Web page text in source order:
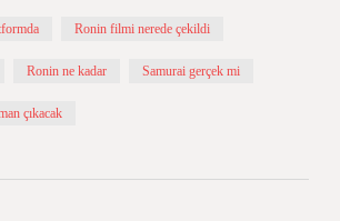
Ronin filmi nerede çekildi
Ronin ne kadar Samurai gerçek mi
çıkacak